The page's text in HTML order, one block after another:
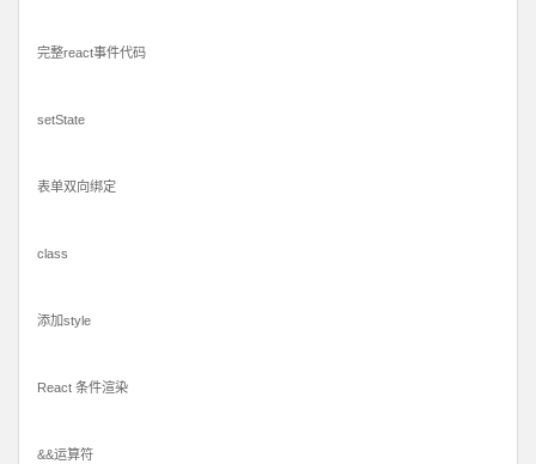
完整react事件代码
setState
表单双向绑定
class
添加style
React 条件渲染
&&运算符